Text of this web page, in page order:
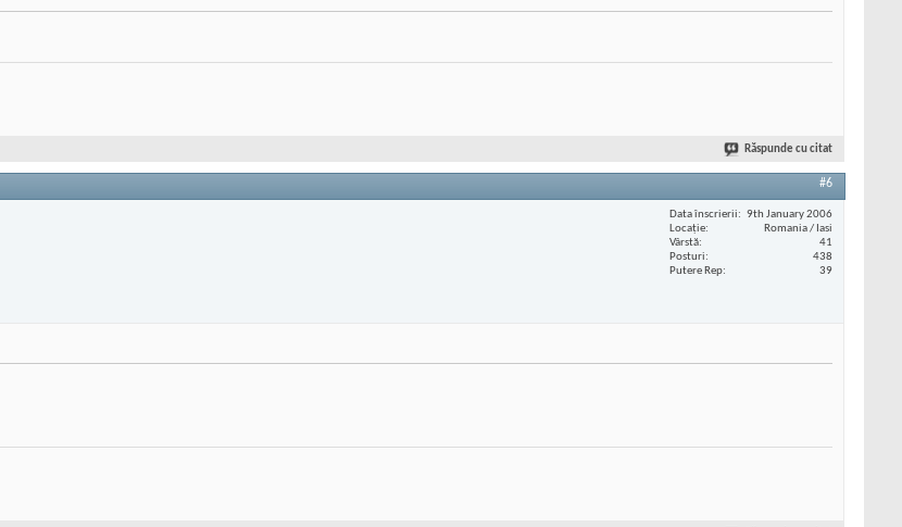
Răspunde cu citat
#6
Data înscrierii
9th January 2006
Locaţie
Romania / Iasi
Vârstă
41
Posturi
438
Putere Rep
39